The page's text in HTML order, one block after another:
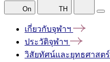
On TH
เกี่ยวกับจุฬาฯ
ประวัติจุฬาฯ
วิสัยทัศน์และยุทธศาสตร์